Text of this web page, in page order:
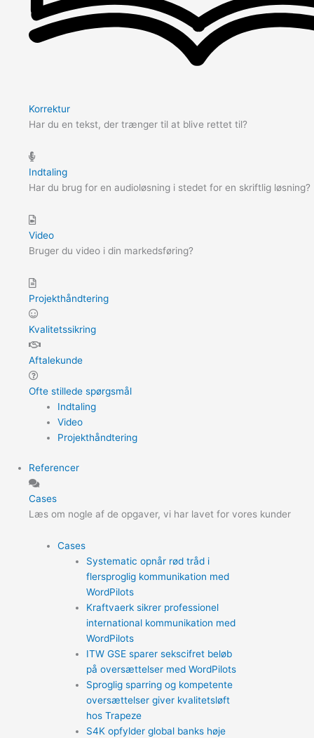
Korrektur
Har du en tekst, der trænger til at blive rettet til?
Indtaling
Har du brug for en audioløsning i stedet for en skriftlig løsning?
Video
Bruger du video i din markedsføring?
Projekthåndtering
Kvalitetssikring
Aftalekunde
Ofte stillede spørgsmål
Indtaling
Video
Projekthåndtering
Referencer
Cases
Læs om nogle af de opgaver, vi har lavet for vores kunder
Cases
Systematic opnår rød tråd i
flersproglig kommunikation med
WordPilots
Kraftvaerk sikrer professionel
international kommunikation med
WordPilots
ITW GSE sparer sekscifret beløb
på oversættelser med WordPilots
Sproglig sparring og kompetente
oversættelser giver kvalitetsløft
hos Trapeze
S4K opfylder global banks høje